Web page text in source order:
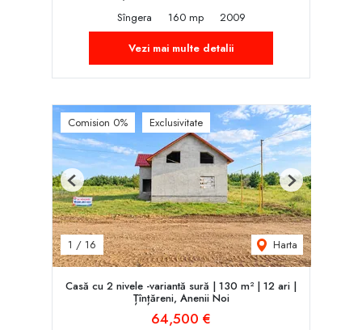
Sîngera
160 mp
2009
Vezi mai multe detalii
Comision 0% Exclusivitate
1 / 16 Harta
Previous Next
Casă cu 2 nivele -variantă sură | 130 m² | 12 ari |
Țînțăreni, Anenii Noi
64,500 €